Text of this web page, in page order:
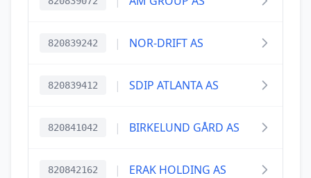
820839242 | NOR-DRIFT AS
820839412 | SDIP ATLANTA AS
820841042 | BIRKELUND GÅRD AS
820842162 | ERAK HOLDING AS